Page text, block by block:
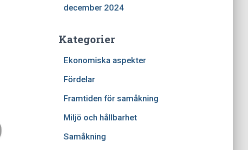
december 2024
Kategorier
Ekonomiska aspekter
Fördelar
Framtiden för samåkning
Miljö och hållbarhet
Samåkning